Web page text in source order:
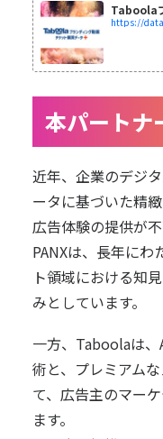
Taboola
https://
本パートナ
近年、企業のデジ
ータに基づいた精
広告体験の提供が
PANXは、長年に
ト領域における知
みとしています。
一方、Taboolaは
術と、プレミアム
て、広告主のマー
ます。